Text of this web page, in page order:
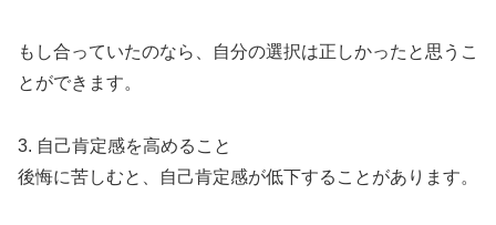
もし合っていたのなら、自分の選択は正しかったと思うこ
とができます。
3. 自己肯定感を高めること
後悔に苦しむと、自己肯定感が低下することがあります。